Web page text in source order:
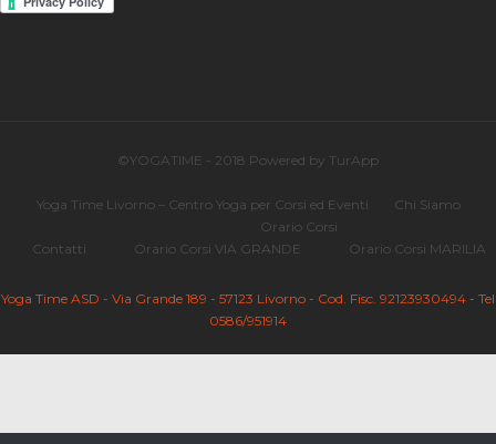
©YOGATIME - 2018 Powered by TurApp
Yoga Time Livorno – Centro Yoga per Corsi ed Eventi Chi Siamo
Contatti
Orario Corsi
Orario Corsi VIA GRANDE
Orario Corsi MARILIA
Yoga Time ASD - Via Grande 189 - 57123 Livorno - Cod. Fisc. 92123930494 - Tel
0586/951914